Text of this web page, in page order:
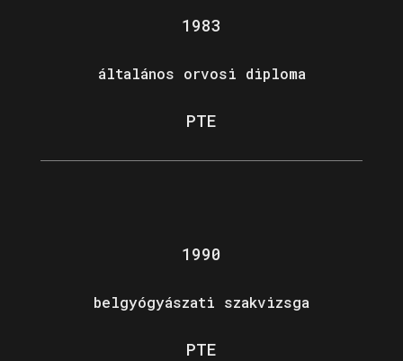
1983
általános orvosi diploma
PTE
1990
belgyógyászati szakvizsga
PTE